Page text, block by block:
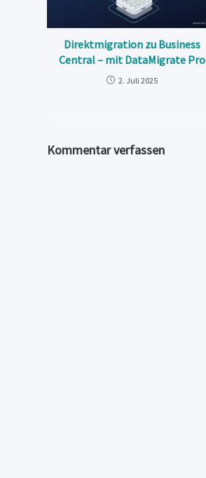
Direktmigration zu Business
Central – mit DataMigrate Pro
2. Juli 2025
Kommentar verfassen